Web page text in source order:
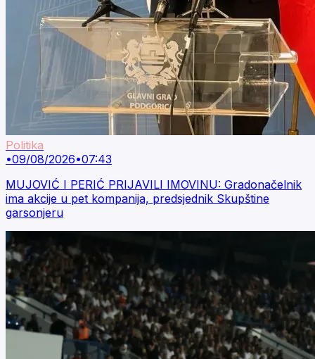
Politika
•09/08/2026•07:43
MUJOVIĆ I PERIĆ PRIJAVILI IMOVINU: Gradonačelnik
ima akcije u pet kompanija, predsjednik Skupštine
garsonjeru